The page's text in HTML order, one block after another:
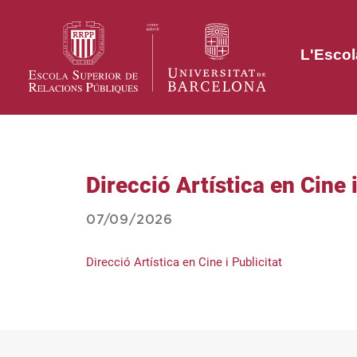
Direcció Artística en Cine
07/09/2026
Direcció Artística en Cine i Publicitat